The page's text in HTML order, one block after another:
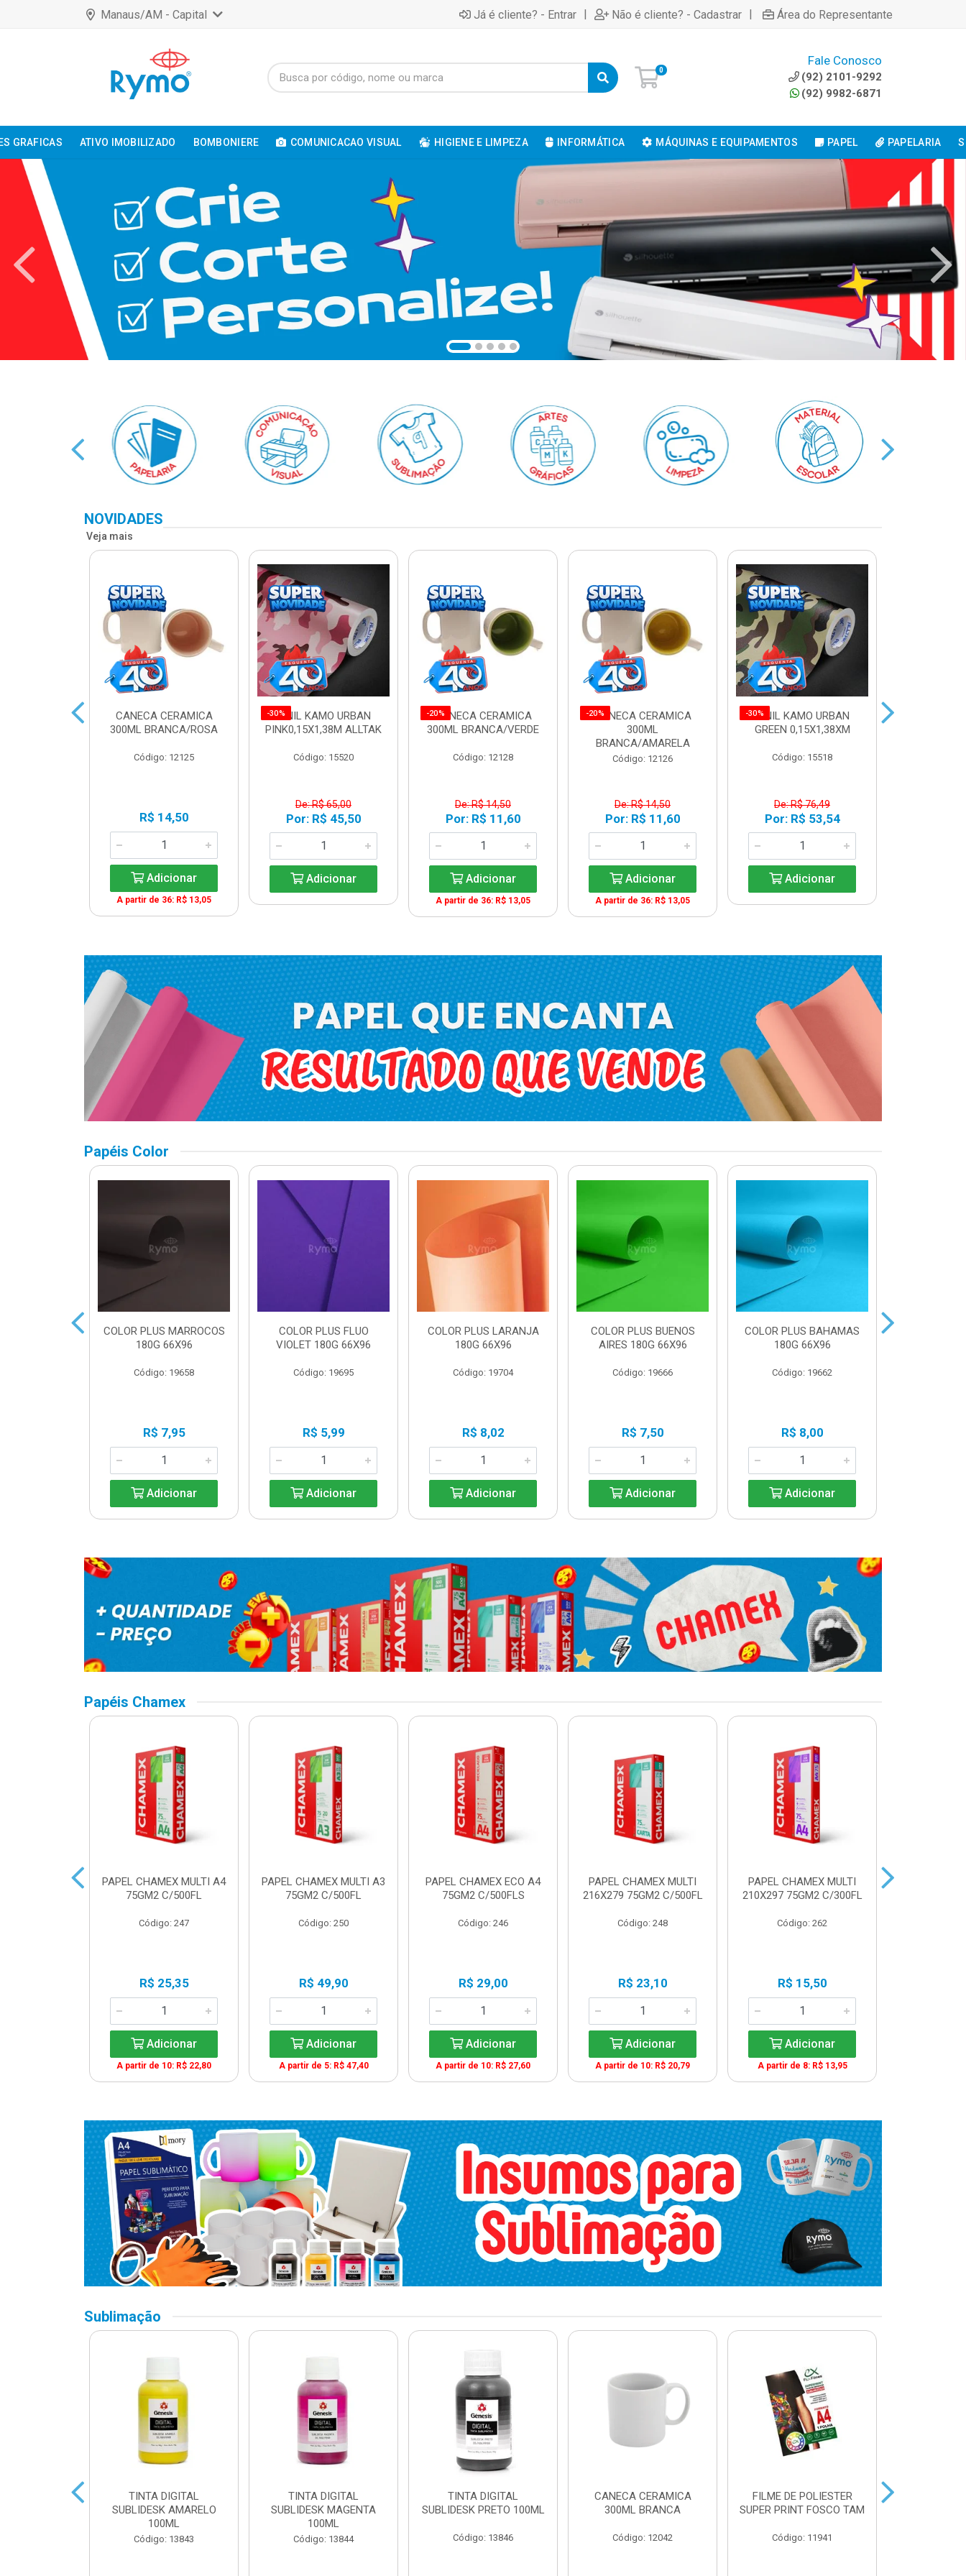
Manaus/AM - Capital Já é cliente? - Entrar | Não é cliente? - Cadastrar | Área do Representante
0
Fale Conosco
(92) 2101-9292
(92) 9982-6871
GRAFICAS ATIVO IMOBILIZADO BOMBONIERE COMUNICACAO VISUAL HIGIENE E LIMPEZA INFORMÁTICA MÁQUINAS E EQUIPAMENTOS PAPEL PAPELARIA
NOVIDADES
Veja mais
CANECA CERAMICA
300ML BRANCA/ROSA
Código: 12125
R$ 14,50
Adicionar
A partir de 36: R$ 13,05
-30%VINIL KAMO URBAN
PINK0,15X1,38M ALLTAK
Código: 15520
De: R$ 65,00
Por: R$ 45,50
Adicionar
-20%CANECA CERAMICA
300ML BRANCA/VERDE
Código: 12128
De: R$ 14,50
Por: R$ 11,60
Adicionar
A partir de 36: R$ 13,05
-20%CANECA CERAMICA
300ML
BRANCA/AMARELA
Código: 12126
De: R$ 14,50
Por: R$ 11,60
Adicionar
A partir de 36: R$ 13,05
-30%VINIL KAMO URBAN
GREEN 0,15X1,38XM
Código: 15518
De: R$ 76,49
Por: R$ 53,54
Adicionar
Papéis Color
COLOR PLUS MARROCOS
180G 66X96
Código: 19658
R$ 7,95
Adicionar
COLOR PLUS FLUO
VIOLET 180G 66X96
Código: 19695
R$ 5,99
Adicionar
COLOR PLUS LARANJA
180G 66X96
Código: 19704
R$ 8,02
Adicionar
COLOR PLUS BUENOS
AIRES 180G 66X96
Código: 19666
R$ 7,50
Adicionar
COLOR PLUS BAHAMAS
180G 66X96
Código: 19662
R$ 8,00
Adicionar
Papéis Chamex
PAPEL CHAMEX MULTI A4
75GM2 C/500FL
Código: 247
R$ 25,35
Adicionar
A partir de 10: R$ 22,80
PAPEL CHAMEX MULTI A3
75GM2 C/500FL
Código: 250
R$ 49,90
Adicionar
A partir de 5: R$ 47,40
PAPEL CHAMEX ECO A4
75GM2 C/500FLS
Código: 246
R$ 29,00
Adicionar
A partir de 10: R$ 27,60
PAPEL CHAMEX MULTI
216X279 75GM2 C/500FL
Código: 248
R$ 23,10
Adicionar
A partir de 10: R$ 20,79
PAPEL CHAMEX MULTI
210X297 75GM2 C/300FL
Código: 262
R$ 15,50
Adicionar
A partir de 8: R$ 13,95
Sublimação
TINTA DIGITAL
SUBLIDESK AMARELO
100ML
Código: 13843
TINTA DIGITAL
SUBLIDESK MAGENTA
100ML
Código: 13844
TINTA DIGITAL
SUBLIDESK PRETO 100ML
Código: 13846
CANECA CERAMICA
300ML BRANCA
Código: 12042
FILME DE POLIESTER
SUPER PRINT FOSCO TAM
Código: 11941